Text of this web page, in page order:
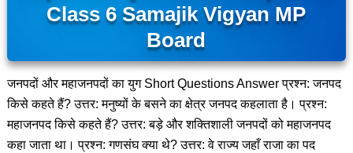
Class 6 Samajik Vigyan MP
Board
जनपदों और महाजनपदों का युग Short Questions Answer प्रश्न: जनपद
किसे कहते हैं? उत्तर: मनुष्यों के बसने का क्षेत्र जनपद कहलाता है। प्रश्न:
महाजनपद किसे कहते हैं? उत्तर: बड़े और शक्तिशाली जनपदों को महाजनपद
कहा जाता था। प्रश्न: गणसंघ क्या थे? उत्तर: वे राज्य जहाँ राजा का पद